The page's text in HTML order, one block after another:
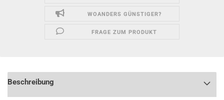
WOANDERS GÜNSTIGER?
FRAGE ZUM PRODUKT
Beschreibung